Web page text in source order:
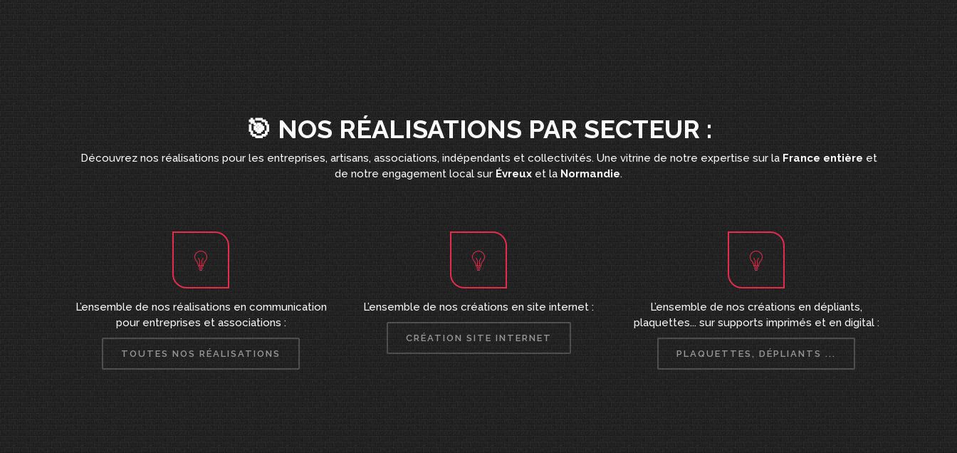
🎯 NOS RÉALISATIONS PAR SECTEUR :
Découvrez nos réalisations pour les entreprises, artisans, associations, indépendants et collectivités. Une vitrine de notre expertise sur la France entière et
de notre engagement local sur Évreux et la Normandie.
L’ensemble de nos réalisations en communication
pour entreprises et associations :
TOUTES NOS RÉALISATIONS
L’ensemble de nos créations en site internet :
CRÉATION SITE INTERNET
L’ensemble de nos créations en dépliants,
plaquettes... sur supports imprimés et en digital :
PLAQUETTES, DÉPLIANTS ...